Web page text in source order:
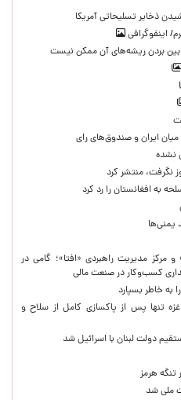
ذخایر تسلیحاتی آمریکا
بردن ریشه‌های آن ممکن نیست
ایران و صندوق‌های رای
نشده
نگرفت، منتشر کرد
به افغانستان را رد کرد
یمنی‌ها
مرکز مدیریت راهبردی «افتا»؛ گامی در
کسب‌وکار در صنعت مالی
به‌ خاطر بسپارد
تنها پس از پاکسازی کامل از سلاح و
دولت لبنان با اسرائیل شد
تنگه هرمز
ملی شد